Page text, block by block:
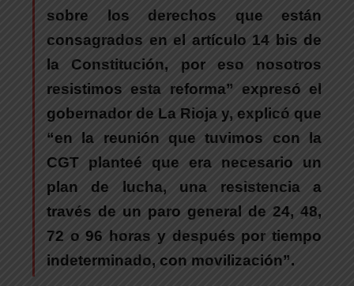
sobre los derechos que están
consagrados en el artículo 14 bis de
la Constitución, por eso nosotros
resistimos esta reforma” expresó el
gobernador de La Rioja y, explicó que
“en la reunión que tuvimos con la
CGT planteé que era necesario un
plan de lucha, una resistencia a
través de un paro general de 24, 48,
72 o 96 horas y después por tiempo
indeterminado, con movilización”.